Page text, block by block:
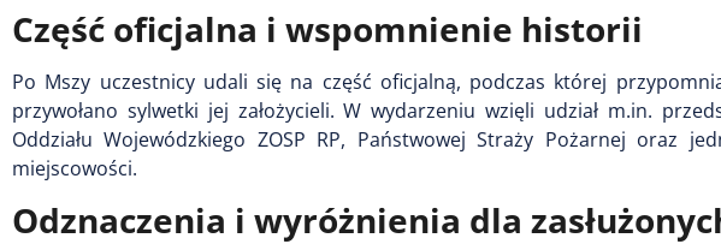
Część oficjalna i wspomnienie historii
Po Mszy uczestnicy udali się na część oficjalną, podczas której
przywołano sylwetki jej założycieli. W wydarzeniu wzięli udział m.in.
Oddziału Wojewódzkiego ZOSP RP, Państwowej Straży Pożarnej oraz
miejscowości.
Odznaczenia i wyróżnienia dla